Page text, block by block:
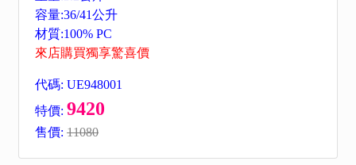
容量:36/41公升
材質:100% PC
來店購買獨享驚喜價
代碼: UE948001
特價: 9420
售價: 11080